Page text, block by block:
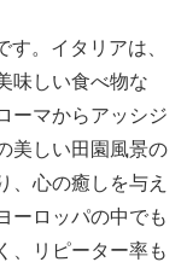
す。イタリアは、
味しい食べ物な
ーマからアッシジ
美しい田園風景の
、心の癒しを与え
ーロッパの中でも
、リピーター率も